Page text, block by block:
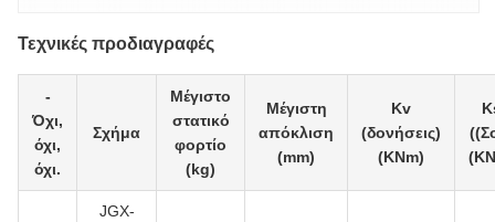
Τεχνικές προδιαγραφές
-
Όχι,
όχι,
όχι.
Σχήμα
Μέγιστο
στατικό
φορτίο
(kg)
Μέγιστη
απόκλιση
(mm)
Kv
(δονήσεις)
(KNm)
JGX-